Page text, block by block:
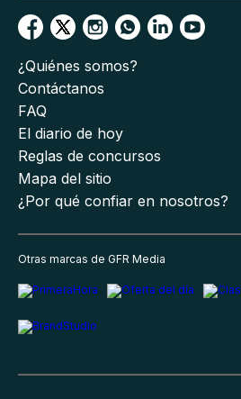
¿Quiénes somos?
Contáctanos
FAQ
El diario de hoy
Reglas de concursos
Mapa del sitio
¿Por qué confiar en nosotros?
Otras marcas de GFR Media